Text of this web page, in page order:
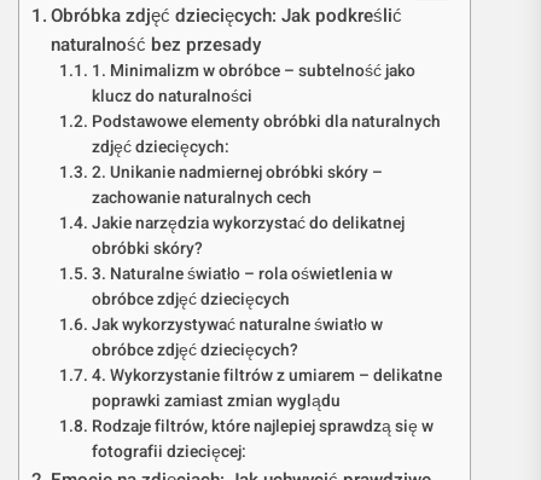
Obróbka zdjęć dziecięcych: Jak podkreślić
naturalność bez przesady
1. Minimalizm w obróbce – subtelność jako
klucz do naturalności
Podstawowe elementy obróbki dla naturalnych
zdjęć dziecięcych:
2. Unikanie nadmiernej obróbki skóry –
zachowanie naturalnych cech
Jakie narzędzia wykorzystać do delikatnej
obróbki skóry?
3. Naturalne światło – rola oświetlenia w
obróbce zdjęć dziecięcych
Jak wykorzystywać naturalne światło w
obróbce zdjęć dziecięcych?
4. Wykorzystanie filtrów z umiarem – delikatne
poprawki zamiast zmian wyglądu
Rodzaje filtrów, które najlepiej sprawdzą się w
fotografii dziecięcej: